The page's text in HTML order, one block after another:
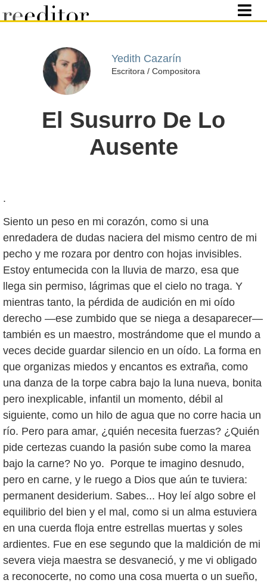
Yedith Cazarín
Escritora / Compositora
El Susurro De Lo
Ausente
.
Siento un peso en mi corazón, como si una
enredadera de dudas naciera del mismo centro de mi
pecho y me rozara por dentro con hojas invisibles.
Estoy entumecida con la lluvia de marzo, esa que
llega sin permiso, lágrimas que el cielo no traga. Y
mientras tanto, la pérdida de audición en mi oído
derecho —ese zumbido que se niega a desaparecer—
también es un maestro, mostrándome que el mundo a
veces decide guardar silencio en un oído. La forma en
que organizas miedos y encantos es extraña, como
una danza de la torpe cabra bajo la luna nueva, bonita
pero inexplicable, infantil un momento, débil al
siguiente, como un hilo de agua que no corre hacia un
río. Pero para amar, ¿quién necesita fuerzas? ¿Quién
pide certezas cuando la pasión sube como la marea
bajo la carne? No yo. Porque te imagino desnudo,
pero en carne, y le ruego a Dios que aún te tuviera:
permanent desiderium. Sabes... Hoy leí algo sobre el
equilibrio del bien y el mal, como si un alma estuviera
en una cuerda floja entre estrellas muertas y soles
ardientes. Fue en ese segundo que la maldición de mi
severa vieja maestra se desvaneció, y me vi obligado
a reconocerte, no como una cosa muerta o un sueño,